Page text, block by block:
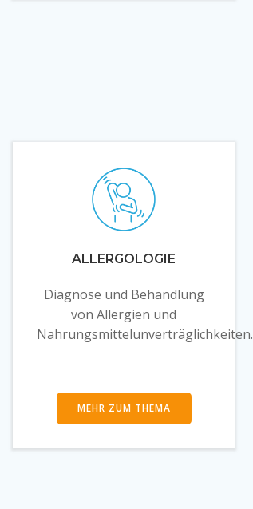
ALLERGOLOGIE
Diagnose und Behandlung
von Allergien und
Nahrungsmittelunverträglichkeiten.
MEHR ZUM THEMA